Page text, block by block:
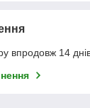
впродовж 14